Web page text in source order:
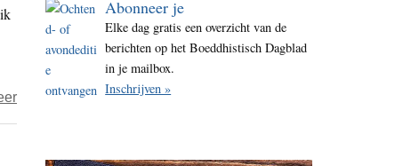
i
t
over
Abonneer je
Elke dag gratis een overzicht van de
berichten op het Boeddhistisch Dagblad
in je mailbox.
Inschrijven »